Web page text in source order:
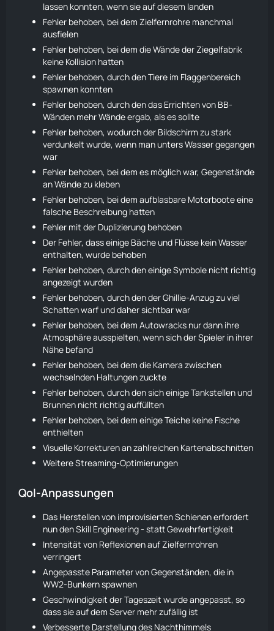
lassen konnten, wenn sie auf diesem landen
Fehler behoben, bei dem Zielfernrohre manchmal
ausfielen
Fehler behoben, bei dem die Wände der Ziegelfabrik
keine Kollision hatten
Fehler behoben, durch denTiere im Flaggenbereich
spawnen konnten
Fehler behoben, durch den das Errichten von BB-
Wänden mehr Wände ergab, als es sollte
Fehler behoben, wodurch der Bildschirm zu stark
verdunkelt wurde, wenn man unters Wasser gegangen
war
Fehler behoben, bei dem es möglich war, Gegenstände
an Wände zu kleben
Fehler behoben, bei dem aufblasbare Motorboote eine
falsche Beschreibung hatten
Fehler mit der Duplizierung behoben
Der Fehler, dass einige Bäche und Flüsse kein Wasser
enthalten, wurde behoben
Fehler behoben, durch den einige Symbole nicht richtig
angezeigt wurden
Fehler behoben, durch den der Ghillie-Anzug zu viel
Schatten warf und daher sichtbar war
Fehler behoben, bei dem Autowracks nur dann ihre
Atmosphäre ausspielten, wenn sich der Spieler in ihrer
Nähe befand
Fehler behoben, bei dem die Kamera zwischen
wechselnden Haltungen zuckte
Fehler behoben, durch den sich einige Tankstellen und
Brunnen nicht richtig auffüllten
Fehler behoben, bei dem einige Teiche keine Fische
enthielten
Visuelle Korrekturen an zahlreichen Kartenabschnitten
Weitere Streaming-Optimierungen
Qol-Anpassungen
Das Herstellen von improvisierten Schienen erfordert
nun den Skill Engineering- statt Gewehrfertigkeit
Intensität von Reflexionen auf Zielfernrohren
verringert
Angepasste Parameter von Gegenständen, die in
WW2-Bunkern spawnen
Geschwindigkeit der Tageszeit wurde angepasst, so
dass sie auf dem Server mehr zufällig ist
Verbesserte Darstellung des Nachthimmels